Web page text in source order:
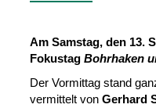
Am Samstag, den 13.
Fokustag Bohrhaken
Der Vormittag stand
vermittelt von Gerhard